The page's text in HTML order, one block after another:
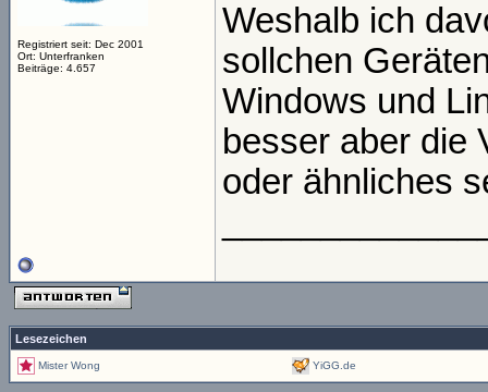
Registriert seit: Dec 2001
Ort: Unterfranken
Beiträge: 4.657
Weshalb ich
sollchen
Windows und
besser aber die
oder ähnliches
Lesezeichen
Mister Wong YiGG.de